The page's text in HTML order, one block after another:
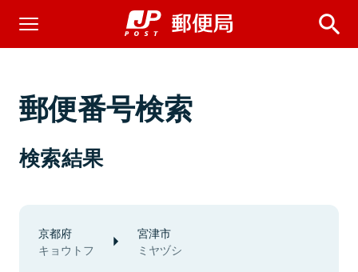
郵便番号検索
検索結果
京都府
キョウトフ
宮津市
ミヤヅシ